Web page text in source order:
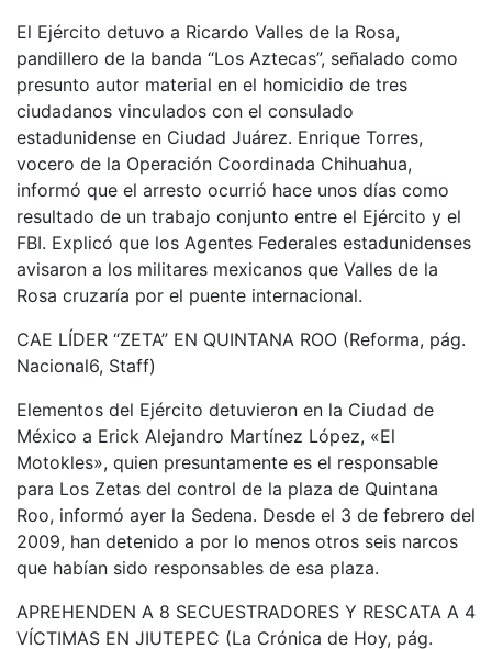
El Ejército detuvo a Ricardo Valles de la Rosa,
pandillero de la banda “Los Aztecas”, señalado como
presunto autor material en el homicidio de tres
ciudadanos vinculados con el consulado
estadunidense en Ciudad Juárez. Enrique Torres,
vocero de la Operación Coordinada Chihuahua,
informó que el arresto ocurrió hace unos días como
resultado de un trabajo conjunto entre el Ejército y el
FBI. Explicó que los Agentes Federales estadunidenses
avisaron a los militares mexicanos que Valles de la
Rosa cruzaría por el puente internacional.
CAE LÍDER “ZETA” EN QUINTANA ROO (Reforma, pág.
Nacional6, Staff)
Elementos del Ejército detuvieron en la Ciudad de
México a Erick Alejandro Martínez López, «El
Motokles», quien presuntamente es el responsable
para Los Zetas del control de la plaza de Quintana
Roo, informó ayer la Sedena. Desde el 3 de febrero del
2009, han detenido a por lo menos otros seis narcos
que habían sido responsables de esa plaza.
APREHENDEN A 8 SECUESTRADORES Y RESCATA A 4
VÍCTIMAS EN JIUTEPEC (La Crónica de Hoy, pág.